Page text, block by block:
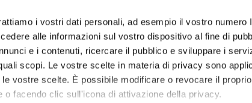
i vostri dati personali, ad esempio il vostro numero
alle informazioni sul vostro dispositivo al fine di
e i contenuti, ricercare il pubblico e sviluppare i
scopi. Le vostre scelte in materia di privacy sono
vostre scelte. È possibile modificare o revocare il
o facendo clic sull'icona di attivazione della privacy.
SHOPPING
Resi
Pagamenti
Spedizione